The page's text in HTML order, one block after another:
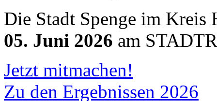
Die Stadt Spenge im
05. Juni 2026 am
Jetzt mitmachen!
Zu den Ergebnissen 2026